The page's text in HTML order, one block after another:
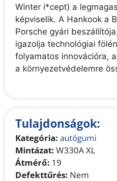
Winter i*cept) a
képviselik. A Hankook a
Porsche gyári
igazolja technológiai
folyamatos innovációra,
a környezetvédelemre
Tulajdonságok:
Kategória: autógumi
Mintázat: W330A XL
Átmérő: 19
Defekttűrés: Nem